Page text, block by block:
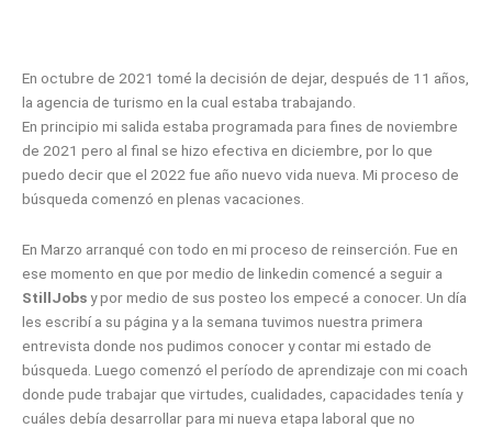
En octubre de 2021 tomé la decisión de dejar, después de 11 años,
la agencia de turismo en la cual estaba trabajando.
En principio mi salida estaba programada para fines de noviembre
de 2021 pero al final se hizo efectiva en diciembre, por lo que
puedo decir que el 2022 fue año nuevo vida nueva. Mi proceso de
búsqueda comenzó en plenas vacaciones.
En Marzo arranqué con todo en mi proceso de reinserción. Fue en
ese momento en que por medio de linkedin comencé a seguir a
StillJobsy por medio de sus posteo los empecé a conocer. Un día
les escribí a su página y a la semana tuvimos nuestra primera
entrevista donde nos pudimos conocer y contar mi estado de
búsqueda. Luego comenzó el período de aprendizaje con mi coach
donde pude trabajar que virtudes, cualidades, capacidades tenía y
cuáles debía desarrollar para mi nueva etapa laboral que no